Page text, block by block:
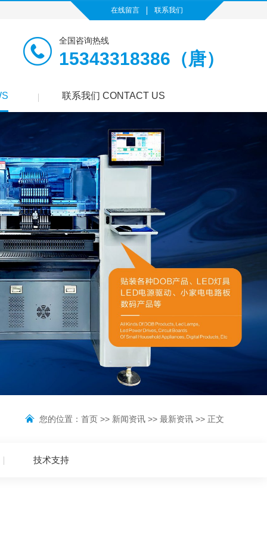
在线留言 联系我们
全国咨询热线
15343318386（唐）
联系我们 CONTACT US
您的位置： 首页 >> 新闻资讯 >> 最新资讯 >> 正文
技术支持